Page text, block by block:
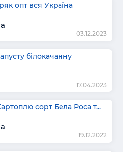
опт вся Україна
03.12.2023
білокачанну
17.04.2023
сорт Бела Роса т...
19.12.2022